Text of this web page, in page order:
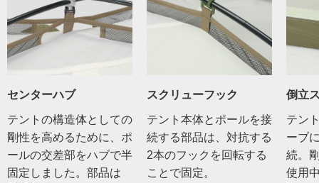
センターハブ
テントの構造体としての
剛性を高めるために、ポ
ールの交差部をハブで半
固定しました。部品は
スクリューフック
テント本体とポールを接
続する部品は、対抗する
2本のフックを回転する
ことで固定。
倒立
テン
ーブ
続。
使用